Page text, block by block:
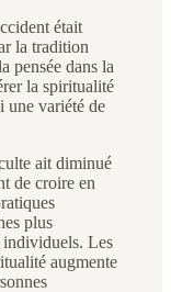
était
la tradition
pensée dans la
la spiritualité
une variété de
ait diminué
de croire en
plus
individuels. Les
augmente